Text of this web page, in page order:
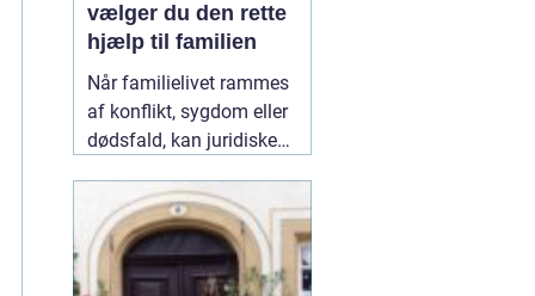
vælger du den rette
hjælp til familien
Når familielivet rammes
af konflikt, sygdom eller
dødsfald, kan juridiske
sig store. Mange oplever,
at de både skal håndtere
følelser og praktiske
problemer på én gang.